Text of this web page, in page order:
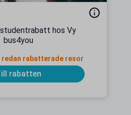
hos Vy
bus4you
redan rabatterade resor
rabatten